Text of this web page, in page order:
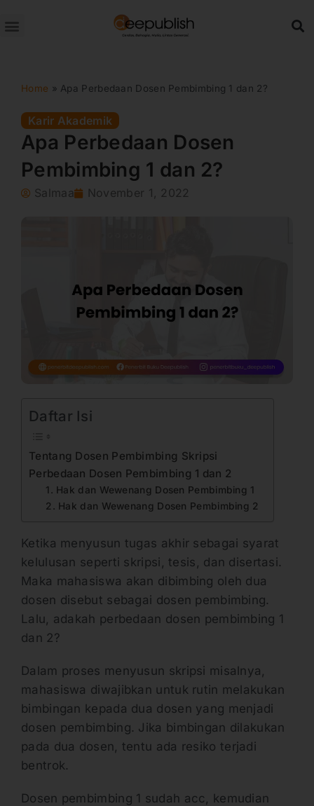
ke
Home » Apa Perbedaan Dosen Pembimbing 1 dan 2?
Karir Akademik
Apa Perbedaan Dosen
Pembimbing 1 dan 2?
Salmaa November 1, 2022
Daftar Isi
Tentang Dosen Pembimbing Skripsi
Perbedaan Dosen Pembimbing 1 dan 2
1. Hak dan Wewenang Dosen Pembimbing 1
2. Hak dan Wewenang Dosen Pembimbing 2
Ketika menyusun tugas akhir sebagai syarat
kelulusan seperti skripsi, tesis, dan disertasi.
Maka mahasiswa akan dibimbing oleh dua
dosen disebut sebagai dosen pembimbing.
Lalu, adakah perbedaan dosen pembimbing 1
dan 2?
Dalam proses menyusun skripsi misalnya,
mahasiswa diwajibkan untuk rutin melakukan
bimbingan kepada dua dosen yang menjadi
dosen pembimbing. Jika bimbingan dilakukan
pada dua dosen, tentu ada resiko terjadi
bentrok.
Dosen pembimbing 1 sudah acc, kemudian